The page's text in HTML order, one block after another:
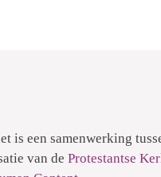
is een samenwerking
van de Protestantse